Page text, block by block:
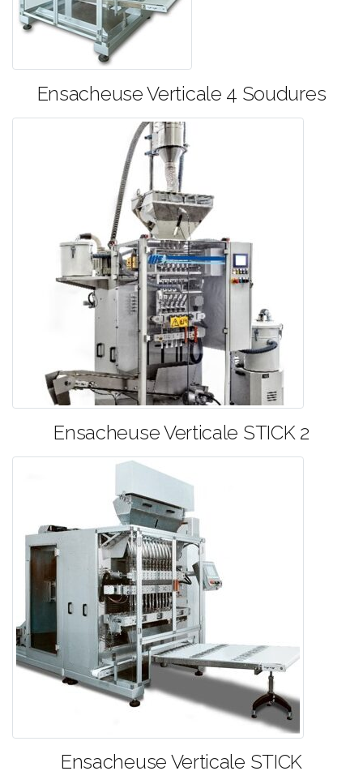
Ensacheuse Verticale 4 Soudures
Ensacheuse Verticale STICK 2
Ensacheuse Verticale STICK